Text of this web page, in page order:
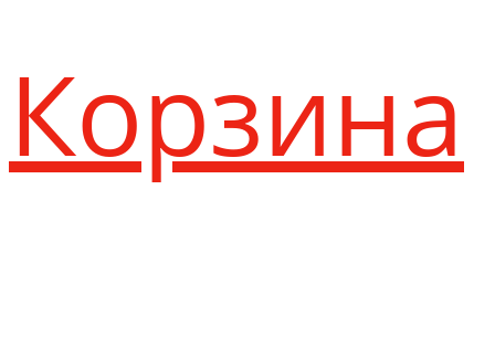
Корзина